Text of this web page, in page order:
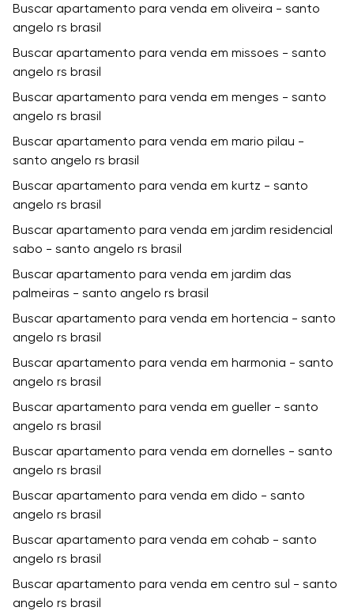
Buscar apartamento para venda em oliveira - santo
angelo rs brasil
Buscar apartamento para venda em missoes - santo
angelo rs brasil
Buscar apartamento para venda em menges - santo
angelo rs brasil
Buscar apartamento para venda em mario pilau -
santo angelo rs brasil
Buscar apartamento para venda em kurtz - santo
angelo rs brasil
Buscar apartamento para venda em jardim residencial
sabo - santo angelo rs brasil
Buscar apartamento para venda em jardim das
palmeiras - santo angelo rs brasil
Buscar apartamento para venda em hortencia - santo
angelo rs brasil
Buscar apartamento para venda em harmonia - santo
angelo rs brasil
Buscar apartamento para venda em gueller - santo
angelo rs brasil
Buscar apartamento para venda em dornelles - santo
angelo rs brasil
Buscar apartamento para venda em dido - santo
angelo rs brasil
Buscar apartamento para venda em cohab - santo
angelo rs brasil
Buscar apartamento para venda em centro sul - santo
angelo rs brasil